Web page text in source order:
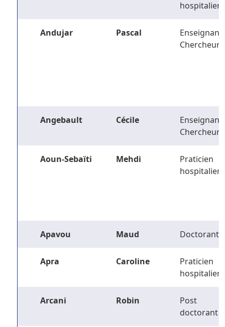
hospitalier
Andujar Pascal
Enseignant-
Chercheur
Angebault Cécile
Enseignant-
Chercheur
Aoun-Sebaïti Mehdi
Praticien
hospitalier
Apavou Maud Doctorant
Apra Caroline
Praticien
hospitalier
Arcani Robin
Post
doctorant